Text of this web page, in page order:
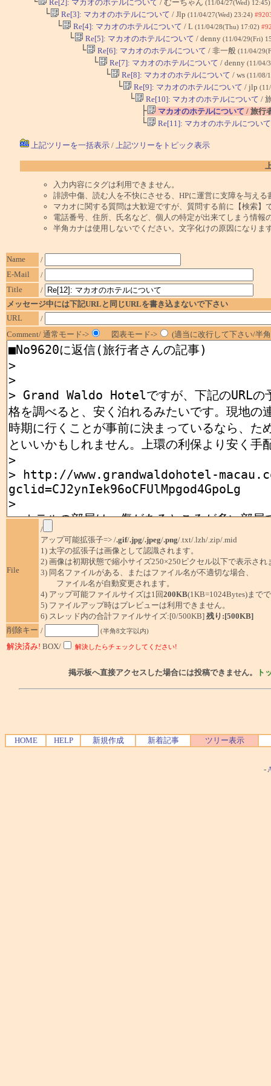
Re[2]: マカオのホテルについて / むーちゃん (11/04/27(Wed)
└ Re[3]: マカオのホテルについて / Jlp (11/04/27(Wed) 23:24)
└ Re[4]: マカオのホテルについて / L (11/04/28(Thu) 17:02)
└ Re[5]: マカオのホテルについて / denny (11/04/29(Fri)
└ Re[6]: マカオのホテルについて / 非一般 (11/04/
└ Re[7]: マカオのホテルについて / denny (11/04/
└ Re[8]: マカオのホテルについて / ws (11/08/
└ Re[9]: マカオのホテルについて / jlp
└ Re[10]: マカオのホテルについて /
├ マカオのホテルについて / 旅行
└ Re[11]: マカオのホテルについて
上記ツリーを一括表示/ 上記ツリーをトピック表示
入力内容にタグは利用できません。
誹謗中傷、読む人を不快にさせる、HPに運営に支障を与え
マカオに関する質問は大歓迎ですが、質問する前に【検索】
電話番号、住所、氏名など、個人の特定が出来てしまう情報
半角カナは使用しないでください。文字化けの原因になりま
Name
/
E-Mail
/
Title
/
メッセージ中には下記URLと同じURLを書き込まないで下さい
URL
/
Comment/ 通常モード->
図表モード-> (適当に改行して下さい/半
File
/
アップ可能拡張子=> /.gif/.jpg/.jpeg/.png/.txt/.lzh/.zip/.mid
1) 太字の拡張子は画像として認識されます。
2) 画像は初期状態で縮小サイズ250×250ピクセル以下で表示され
3) 同名ファイルがある、またはファイル名が不適切な場合、
ファイル名が自動変更されます。
4) アップ可能ファイルサイズは1回200KB(1KB=1024Bytes)まで
5) ファイルアップ時はプレビューは利用できません。
6) スレッド内の合計ファイルサイズ:[0/500KB] 残り:[500KB]
削除キー / (半角8文字以内)
解決済み! BOX/ 解決したらチェックしてください!
掲示板へ直接アクセスした場合には投稿できません。 ト
HOME HELP 新規作成 新着記事 ツリー表示
-